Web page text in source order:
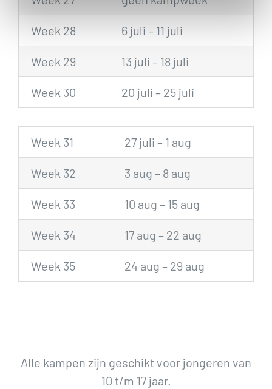
Week 28 6 juli – 11 juli
Week 29 13 juli – 18 juli
Week 30 20 juli – 25 juli
Week 31 27 juli – 1 aug
Week 32 3 aug – 8 aug
Week 33 10 aug – 15 aug
Week 34 17 aug – 22 aug
Week 35 24 aug – 29 aug
Alle kampen zijn geschikt voor jongeren van
10 t/m 17 jaar.